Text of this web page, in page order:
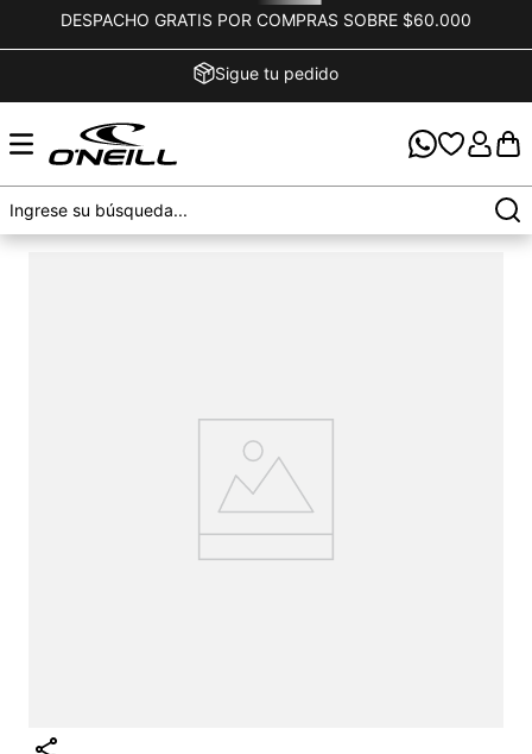
DESPACHO GRATIS POR COMPRAS SOBRE $60.000
Sigue tu pedido